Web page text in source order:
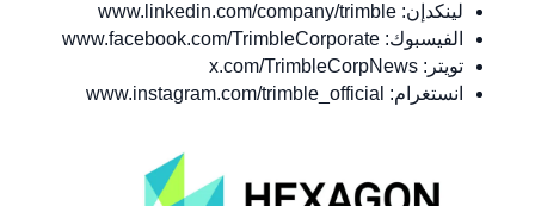
لينكدإن: www.linkedin.com/company/trimble
الفيسبوك: www.facebook.com/TrimbleCorporate
تويتر: x.com/TrimbleCorpNews
انستغرام: www.instagram.com/trimble_official